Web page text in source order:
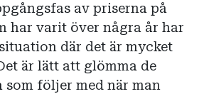
av priserna på
har varit över några år har
där det är mycket
är lätt att glömma de
följer med när man